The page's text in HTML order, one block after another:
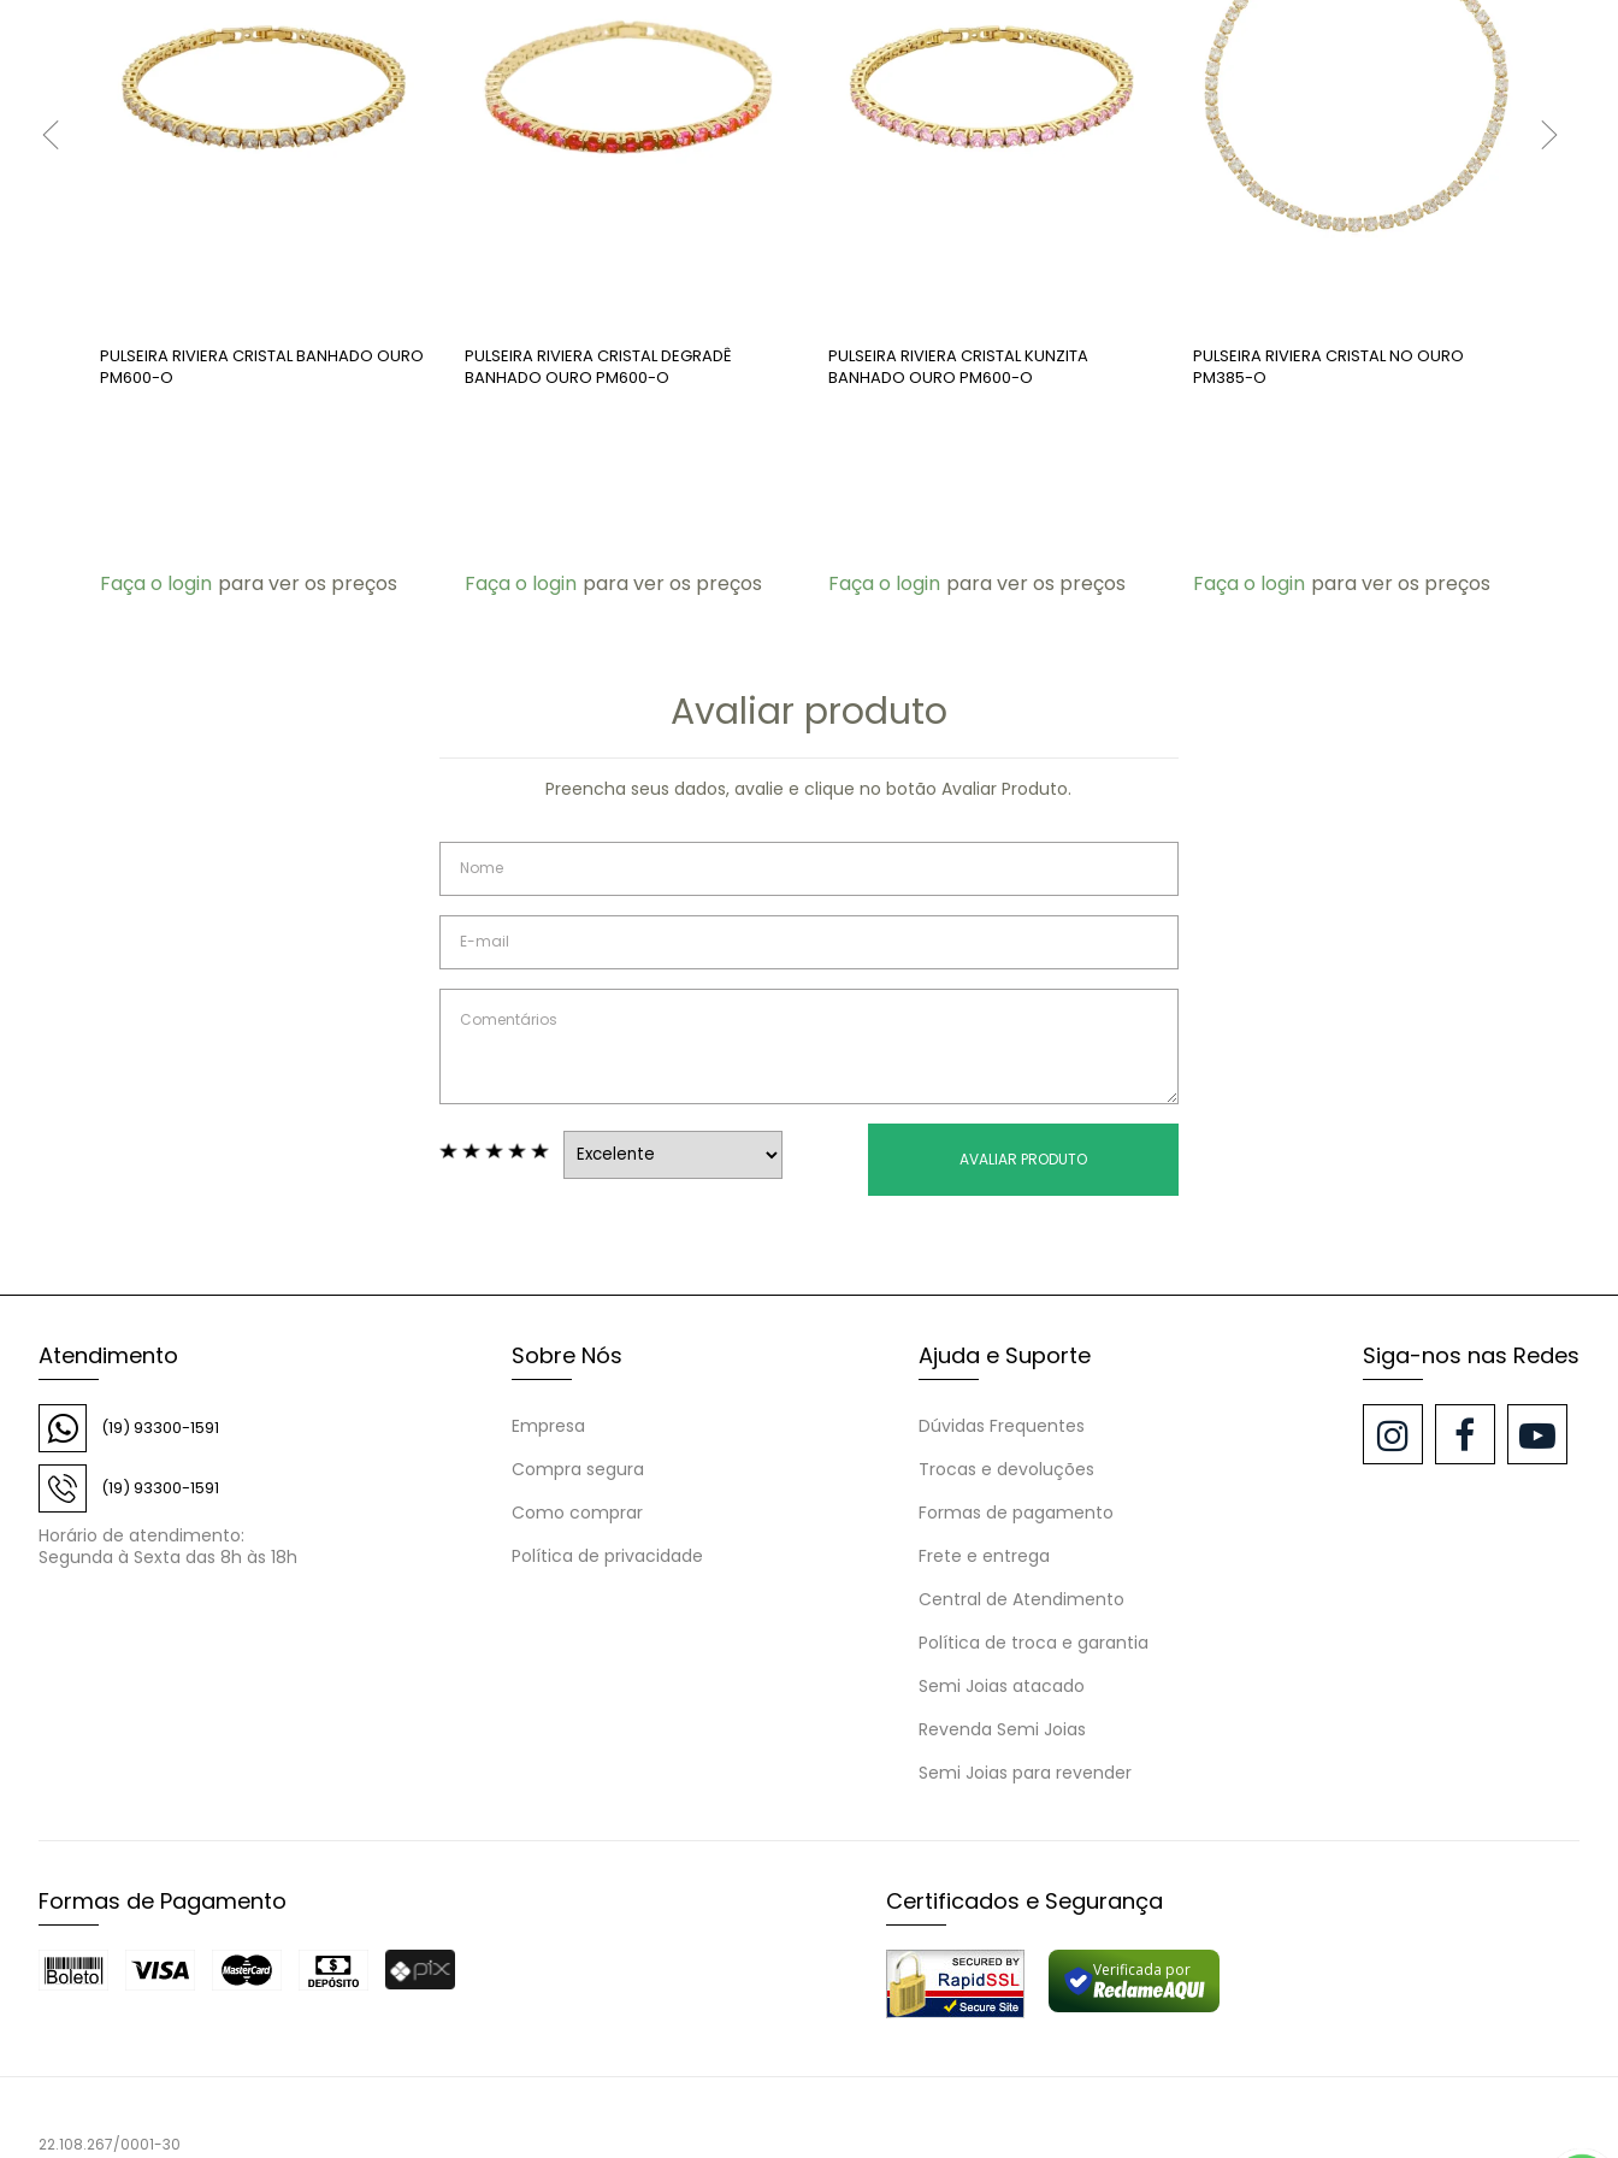
PULSEIRA RIVIERA CRISTAL BANHADO OURO
PM600-O
Faça o login para ver os preços
PULSEIRA RIVIERA CRISTAL DEGRADÊ
BANHADO OURO PM600-O
Faça o login para ver os preços
PULSEIRA RIVIERA CRISTAL KUNZITA
BANHADO OURO PM600-O
Faça o login para ver os preços
PULSEIRA RIVIERA CRISTAL NO OURO
PM385-O
Faça o login para ver os preços
Avaliar produto
Preencha seus dados, avalie e clique no botão Avaliar Produto.
AVALIAR PRODUTO
Atendimento
(19) 93300-1591
(19) 93300-1591
Horário de atendimento:
Segunda à Sexta das 8h às 18h
Sobre Nós
Empresa
Compra segura
Como comprar
Política de privacidade
Ajuda e Suporte
Dúvidas Frequentes
Trocas e devoluções
Formas de pagamento
Frete e entrega
Central de Atendimento
Política de troca e garantia
Semi Joias atacado
Revenda Semi Joias
Semi Joias para revender
Siga-nos nas Redes
Formas de Pagamento Certificados e Segurança
Verificada por
22.108.267/0001-30